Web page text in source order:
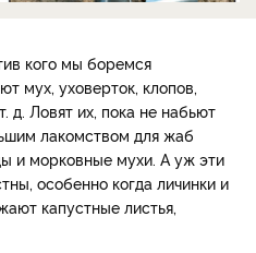
кого мы боремся
мух, уховерток, клопов,
д. Ловят их, пока не набьют
лакомством для жаб
и морковные мухи. А уж эти
особенно когда личинки и
капустные листья,